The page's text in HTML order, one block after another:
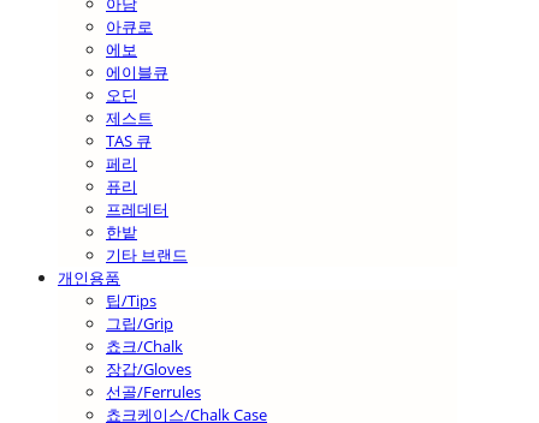
아큐로
에보
에이블큐
오딘
제스트
TAS 큐
페리
퓨리
프레데터
한밭
기타 브랜드
개인용품
팁/Tips
그립/Grip
쵸크/Chalk
장갑/Gloves
선골/Ferrules
쵸크케이스/Chalk Case